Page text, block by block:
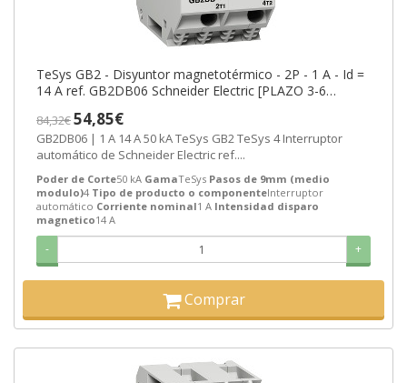
TeSys GB2 - Disyuntor magnetotérmico - 2P - 1 A - Id =
14 A ref. GB2DB06 Schneider Electric [PLAZO 3-6
84,32€54,85€
GB2DB06 | 1 A 14 A 50 kA TeSys GB2 TeSys 4 Interruptor
automático de Schneider Electric ref....
Poder de Corte50 kA GamaTeSys Pasos de 9mm (medio
modulo)4 Tipo de producto o componenteInterruptor
automático Corriente nominal1 A Intensidad disparo
magnetico14 A
- +
Comprar